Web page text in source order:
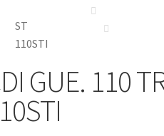
ST
110STI
GUE. 110